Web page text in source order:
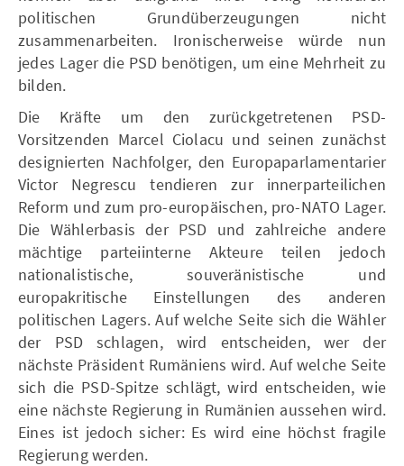
politischen Grundüberzeugungen nicht
zusammenarbeiten. Ironischerweise würde nun
jedes Lager die PSD benötigen, um eine Mehrheit zu
bilden.
Die Kräfte um den zurückgetretenen PSD-
Vorsitzenden Marcel Ciolacu und seinen zunächst
designierten Nachfolger, den Europaparlamentarier
Victor Negrescu tendieren zur innerparteilichen
Reform und zum pro-europäischen, pro-NATO Lager.
Die Wählerbasis der PSD und zahlreiche andere
mächtige parteiinterne Akteure teilen jedoch
nationalistische, souveränistische und
europakritische Einstellungen des anderen
politischen Lagers. Auf welche Seite sich die Wähler
der PSD schlagen, wird entscheiden, wer der
nächste Präsident Rumäniens wird. Auf welche Seite
sich die PSD-Spitze schlägt, wird entscheiden, wie
eine nächste Regierung in Rumänien aussehen wird.
Eines ist jedoch sicher: Es wird eine höchst fragile
Regierung werden.